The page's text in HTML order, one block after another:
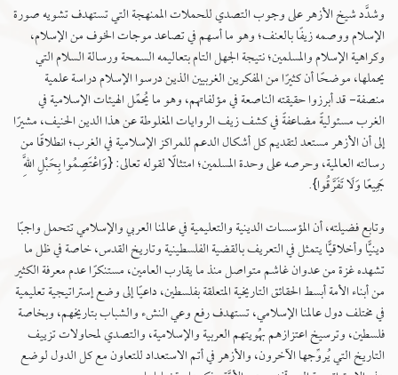
وشدَّد شيخ الأزهر على وجوب التصدي للحملات الممنهجة التي تستهدف تشويه صورة
الإسلام ووصمه زيفًا بالعنف؛ وهو ما أسهم في تصاعد موجات الخوف من الإسلام،
وكراهية الإسلام والمسلمين؛ نتيجة الجهل التام بتعاليمه السمحة ورسالة السلام التي
يحملها، موضحًا أن كثيرًا من المفكرين الغربيين الذين درسوا الإسلام دراسة علمية
منصفة- قد أبرزوا حقيقته الناصعة في مؤلفاتهم، وهو ما يُحمِّل الهيئات الإسلامية في
الغرب مسئوليةً مضاعفةً في كشف زيف الروايات المغلوطة عن هذا الدين الحنيف، مشيرًا
إلى أن الأزهر مستعد لتقديم كل أشكال الدعم للمراكز الإسلامية في الغرب؛ انطلاقًا من
رسالته العالمية، وحرصه على وحدة المسلمين؛ امتثالًا لقوله تعالى: {وَاعْتَصِمُوا بِحَبْلِ اللَّهِ
جَمِيعًا وَلَا تَفَرَّقُوا}.
وتابع فضيلته، أن المؤسسات الدينية والتعليمية في عالمنا العربي والإسلامي تتحمل واجبًا
دينيًّا وأخلاقيًّا يتمثل في التعريف بالقضية الفلسطينية وتاريخ القدس، خاصة في ظل ما
تشهده غزة من عدوان غاشم متواصل منذ ما يقارب العامين، مستنكرًا عدم معرفة الكثير
من أبناء الأمة أبسط الحقائق التاريخية المتعلقة بفلسطين، داعيًا إلى وضع إستراتيجية تعليمية
في مختلف دول عالمنا الإسلامي، تستهدف رفع وعي النشء والشباب بتاريخهم، وبخاصة
فلسطين، وترسيخ اعتزازهم بهُويتهم العربية والإسلامية، والتصدي لمحاولات تزييف
التاريخ التي يُروِّجها الآخرون، والأزهر في أتم الاستعداد للتعاون مع كل الدول لوضع